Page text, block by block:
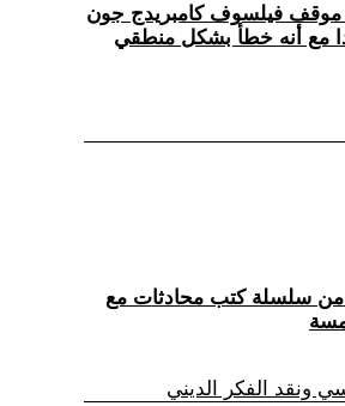
موقف فيلسوف كامبريدج جون
مع أنه خطأ بشكل منطقي
من سلسلة كتب محادثات مع
ونقد الفكر الديني